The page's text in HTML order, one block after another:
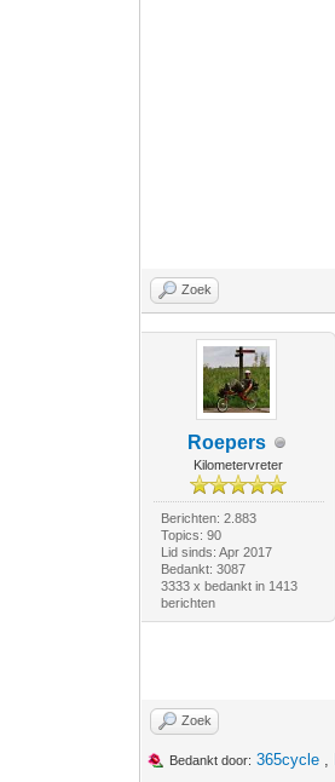
Zoek
Roepers
Kilometervreter
Berichten: 2.883
Topics: 90
Lid sinds: Apr 2017
Bedankt: 3087
3333 x bedankt in 1413
berichten
Zoek
Bedankt door: 365cycle ,